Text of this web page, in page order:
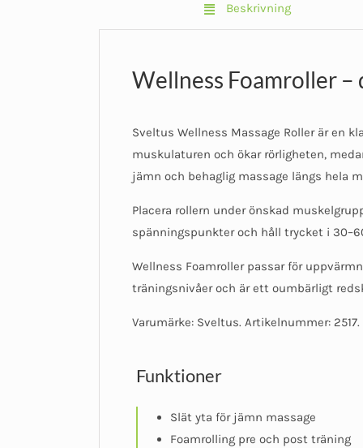
Beskrivning
Wellness Foamroller –
Sveltus Wellness Massage Roller är en
muskulaturen och ökar rörligheten,
jämn och behaglig massage längs hela
Placera rollern under önskad
spänningspunkter och håll trycket i
Wellness Foamroller passar för
träningsnivåer och är ett oumbärligt
Varumärke: Sveltus. Artikelnummer:
Funktioner
Slät yta för jämn massage
Foamrolling pre och post träning